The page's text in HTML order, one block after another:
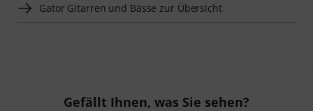
Gator Gitarren und Bässe zur Übersicht
Gefällt Ihnen, was Sie sehen?